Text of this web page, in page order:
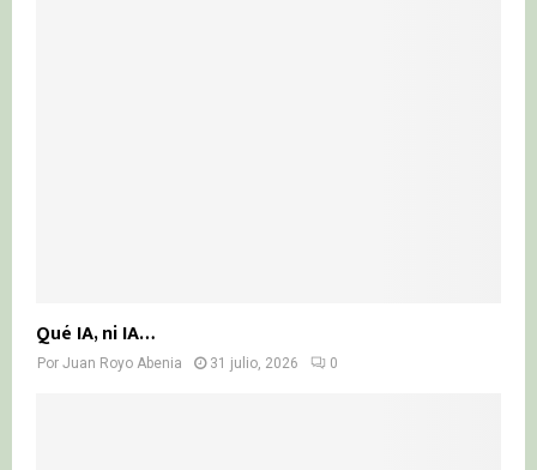
Qué IA, ni IA…
Por Juan Royo Abenia 31 julio, 2026 0